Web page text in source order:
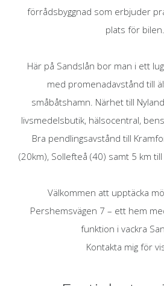
förrådsbyggnad som erbjuder
plats för bilen.
Här på Sandslån bor man i ett
med promenadavstånd till
småbåtshamn. Närhet till
livsmedelsbutik, hälsocentral,
Bra pendlingsavstånd till
(20km), Sollefteå (40) samt 5 km
Välkommen att upptäcka
Pershemsvägen 7 – ett hem
funktion i vackra
Kontakta mig för